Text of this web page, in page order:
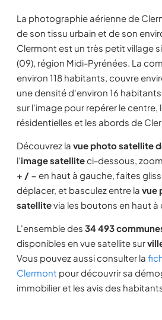
La photographie aérienne de
de son tissu urbain et de son
Clermont est un très petit village
(09), région Midi-Pyrénées. La
environ 118 habitants, couvre
une densité d'environ 16
sur l'image pour repérer le centre,
résidentielles et les abords de
Découvrez la vue photo satellite
l'image satelliteci-dessous,
+ / − en haut à gauche, faites
déplacer, et basculez entre la vue
satellitevia les boutons en haut à
L'ensemble des 34 493
disponibles en vue satellite sur
Vous pouvez aussi consulter la
Clermont pour découvrir sa
immobilier et les avis des